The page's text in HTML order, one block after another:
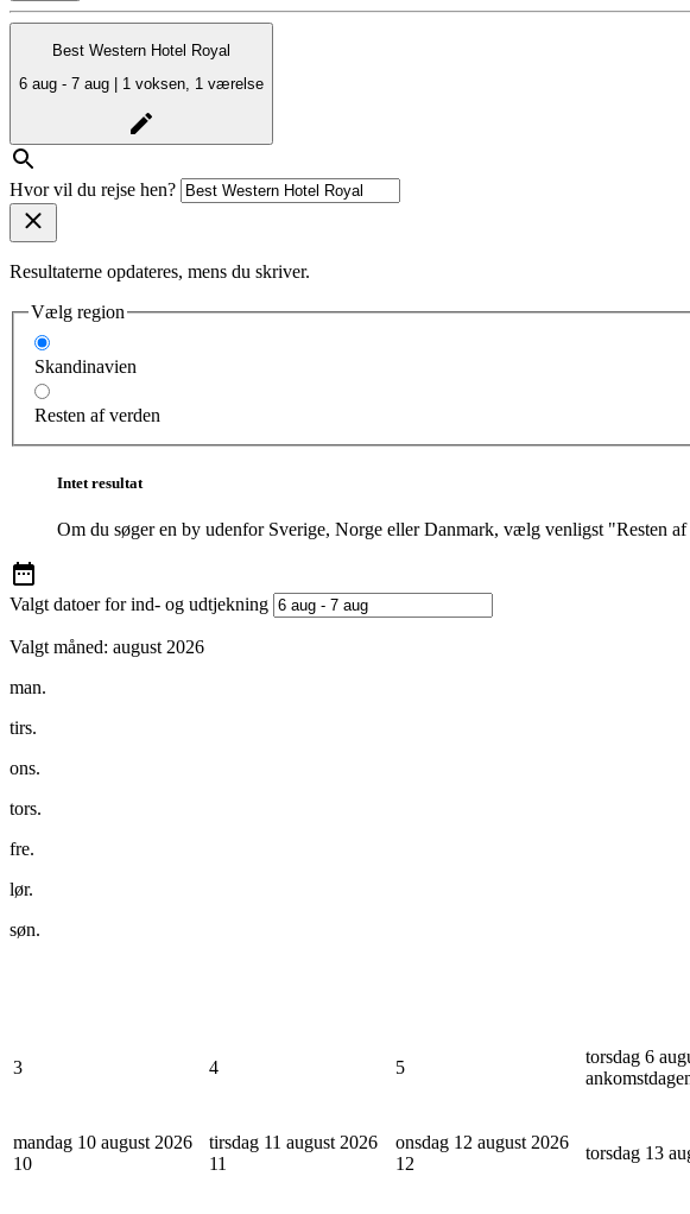
Best Western Hotel Royal
6 aug - 7 aug | 1 voksen, 1 værelse
Hvor vil du rejse hen?
Resultaterne opdateres, mens du skriver.
Vælg region
Skandinavien
Resten af verden
Intet resultat
Om du søger en by udenfor Sverige, Norge eller Danmark, vælg venligst "Resten
Valgt datoer for ind- og udtjekning
Valgt måned: august 2026
man.
tirs.
ons.
tors.
fre.
lør.
søn.
3 4 5
torsdag 6
mandag 10 august 2026
10
tirsdag 11 august 2026
11
onsdag 12 august 2026
12
torsdag 13